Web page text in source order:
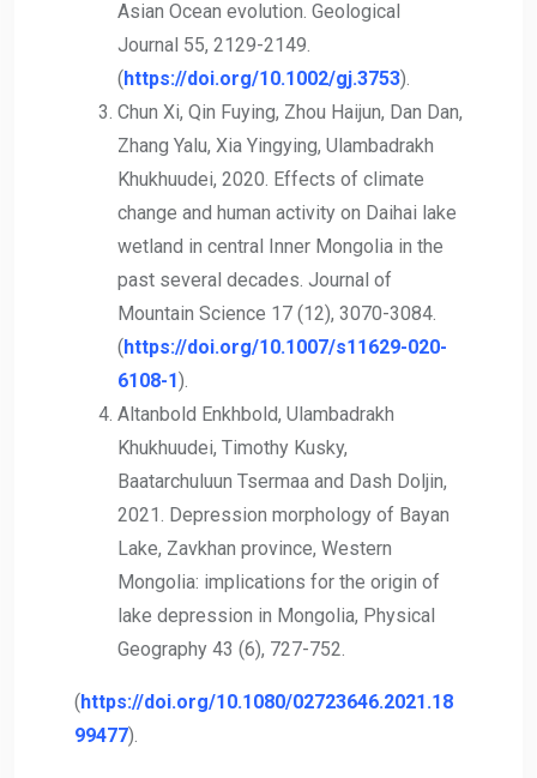
Asian Ocean evolution. Geological
Journal 55, 2129-2149.
(https://doi.org/10.1002/gj.3753).
Chun Xi, Qin Fuying, Zhou Haijun, Dan Dan,
Zhang Yalu, Xia Yingying, Ulambadrakh
Khukhuudei, 2020. Effects of climate
change and human activity on Daihai lake
wetland in central Inner Mongolia in the
past several decades. Journal of
Mountain Science 17 (12), 3070-3084.
(https://doi.org/10.1007/s11629-020-
6108-1).
Altanbold Enkhbold, Ulambadrakh
Khukhuudei, Timothy Kusky,
Baatarchuluun Tsermaa and Dash Doljin,
2021. Depression morphology of Bayan
Lake, Zavkhan province, Western
Mongolia: implications for the origin of
lake depression in Mongolia, Physical
Geography 43 (6), 727-752.
(https://doi.org/10.1080/02723646.2021.18
99477).